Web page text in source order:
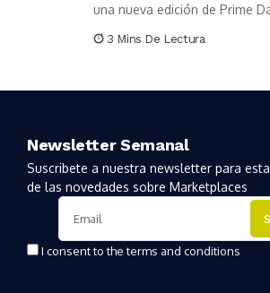
una nueva edición de Prime
3 Mins De Lectura
Newsletter Semanal
Suscribete a nuestra newsletter para
de las novedades sobre Marketplaces
I consent to the terms and conditions